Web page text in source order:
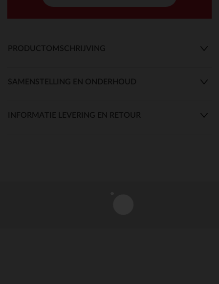
PRODUCTOMSCHRIJVING
SAMENSTELLING EN ONDERHOUD
INFORMATIE LEVERING EN RETOUR